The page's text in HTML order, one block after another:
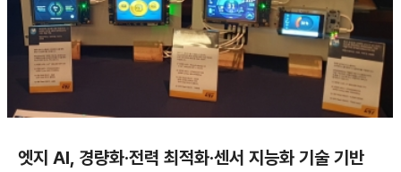
엣지 AI, 경량화·전력 최적화·센서 지능화 기술 기반